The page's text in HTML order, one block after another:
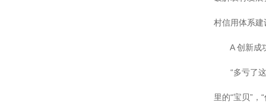
村信用体系建
A 创新成
“多亏了这
里的“宝贝”